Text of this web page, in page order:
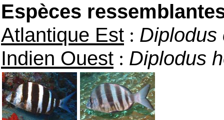
Espèces
Atlantique Est : Diplodus
Indien Ouest : Diplodus